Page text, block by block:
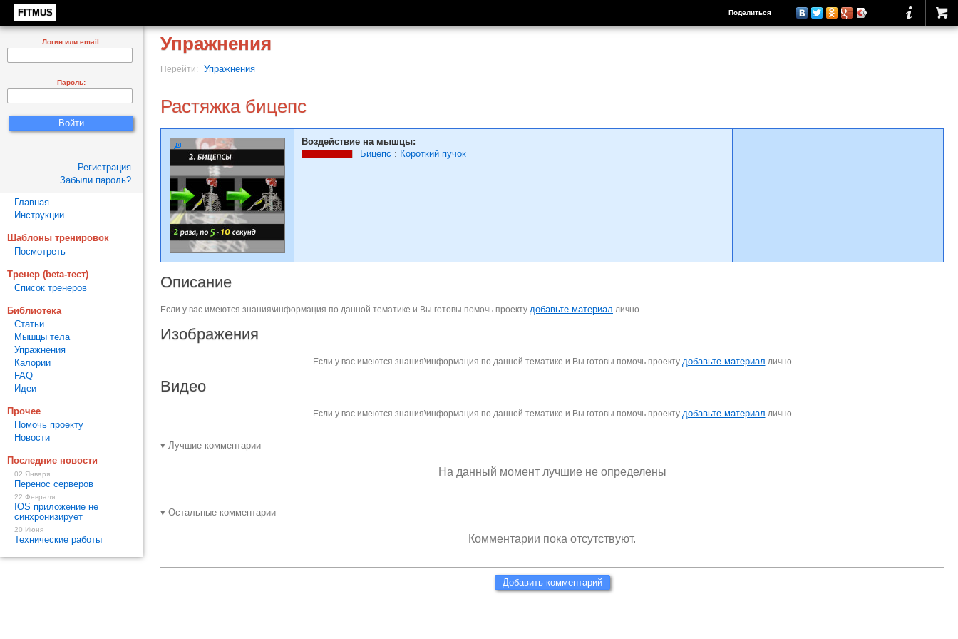
FITMUS Поделиться
Упражнения
Перейти: Упражнения
Растяжка бицепс
Воздействие на мышцы:
Бицепс : Короткий пучок
Описание
Если у вас имеются знания\информация по данной тематике и Вы готовы помочь проекту добавьте материал лично
Изображения
Если у вас имеются знания\информация по данной тематике и Вы готовы помочь проекту добавьте материал лично
Видео
Если у вас имеются знания\информация по данной тематике и Вы готовы помочь проекту добавьте материал лично
▾ Лучшие комментарии
На данный момент лучшие не определены
▾ Остальные комментарии
Комментарии пока отсутствуют.
Добавить комментарий
Логин или email:
Пароль:
Регистрация
Забыли пароль?
Главная
Инструкции
Шаблоны тренировок
Посмотреть
Тренер (beta-тест)
Список тренеров
Библиотека
Статьи
Мышцы тела
Упражнения
Калории
FAQ
Идеи
Прочее
Помочь проекту
Новости
Последние новости
02 Января
Перенос серверов
22 Февраля
IOS приложение не
синхронизирует
20 Июня
Технические работы